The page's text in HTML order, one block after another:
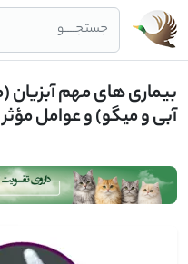
جستجــــو
بیماری های مهم آبزیان
آبی و میگو) و عوامل مؤثر